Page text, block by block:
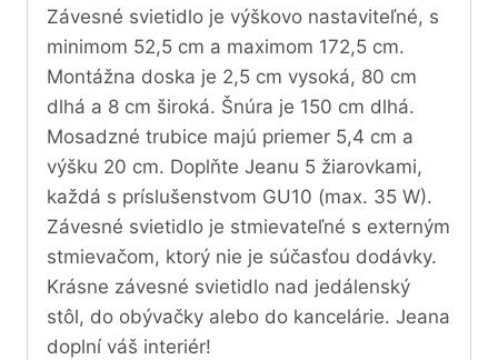
Závesné svietidlo je výškovo nastaviteľné, s
minimom 52,5 cm a maximom 172,5 cm.
Montážna doska je 2,5 cm vysoká, 80 cm
dlhá a 8 cm široká. Šnúra je 150 cm dlhá.
Mosadzné trubice majú priemer 5,4 cm a
výšku 20 cm. Doplňte Jeanu 5 žiarovkami,
každá s príslušenstvom GU10 (max. 35 W).
Závesné svietidlo je stmievateľné s externým
stmievačom, ktorý nie je súčasťou dodávky.
Krásne závesné svietidlo nad jedálenský
stôl, do obývačky alebo do kancelárie. Jeana
doplní váš interiér!